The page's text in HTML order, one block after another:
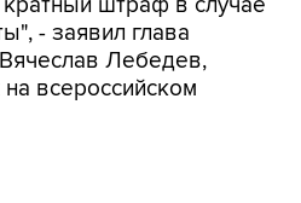
- заявил глава
Лебедев,
всероссийском